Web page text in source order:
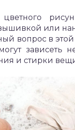
цветного
или
вопрос в этой
зависеть
и стирки